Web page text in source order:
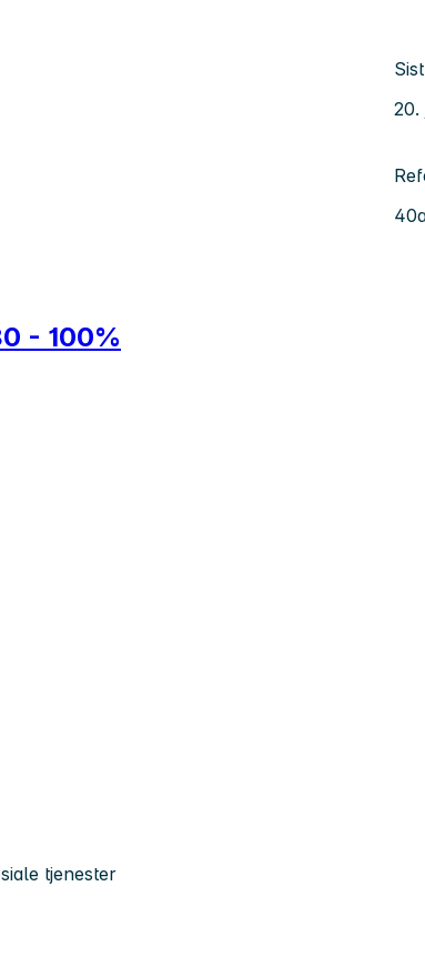
20.
- 100%
tjenester